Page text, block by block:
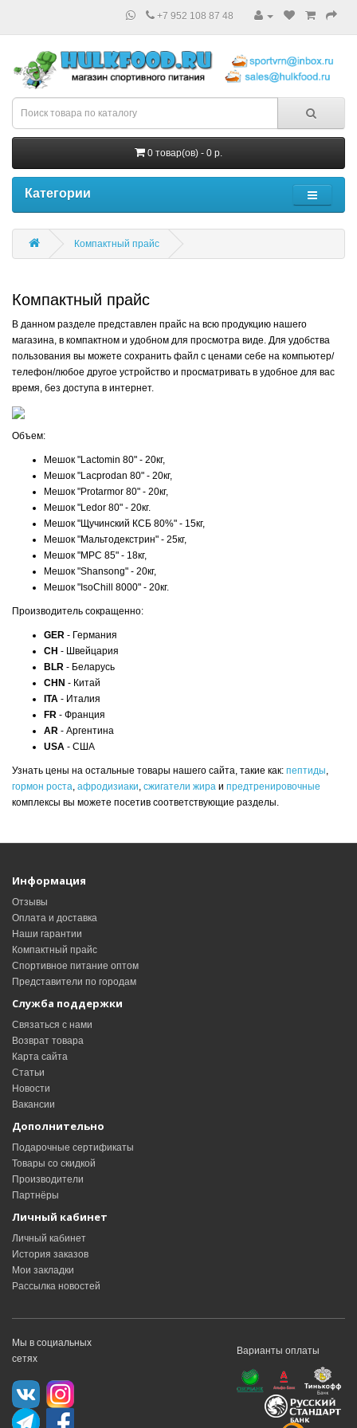
+7 952 108 87 48
0 товар(ов) - 0 р.
Категории
Компактный прайс
Компактный прайс
В данном разделе представлен прайс на всю продукцию нашего
магазина, в компактном и удобном для просмотра виде. Для удобства
пользования вы можете сохранить файл с ценами себе на компьютер/
телефон/любое другое устройство и просматривать в удобное для вас
время, без доступа в интернет.
Объем:
Мешок "Lactomin 80" - 20кг,
Мешок "Lacprodan 80" - 20кг,
Мешок "Protarmor 80" - 20кг,
Мешок "Ledor 80" - 20кг.
Мешок "Щучинский КСБ 80%" - 15кг,
Мешок "Мальтодекстрин" - 25кг,
Мешок "MPC 85" - 18кг,
Мешок "Shansong" - 20кг,
Мешок "IsoChill 8000" - 20кг.
Производитель сокращенно:
GER - Германия
CH - Швейцария
BLR - Беларусь
CHN - Китай
ITA - Италия
FR - Франция
AR - Аргентина
USA - США
Узнать цены на остальные товары нашего сайта, такие как: пептиды,
гормон роста, афродизиаки, сжигатели жира и предтренировочные
комплексы вы можете посетив соответствующие разделы.
Информация
Отзывы
Оплата и доставка
Наши гарантии
Компактный прайс
Спортивное питание оптом
Представители по городам
Служба поддержки
Связаться с нами
Возврат товара
Карта сайта
Статьи
Новости
Вакансии
Дополнительно
Подарочные сертификаты
Товары со скидкой
Производители
Партнёры
Личный кабинет
Личный кабинет
История заказов
Мои закладки
Рассылка новостей
Мы в социальных
сетях
Варианты оплаты